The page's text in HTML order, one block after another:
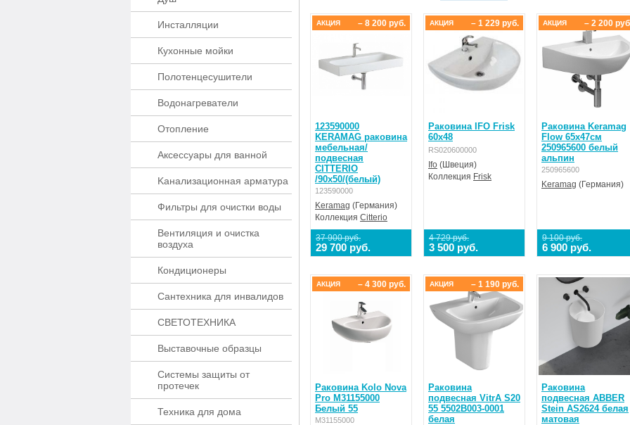
Инсталляции
Кухонные мойки
Полотенцесушители
Водонагреватели
Отопление
Аксессуары для ванной
Kaнaлизaционнaя apматypa
Фильтры для очистки воды
Вентиляция и очистка
воздуха
Кондиционеры
Сантехника для инвалидов
СВЕТОТЕХНИКА
Выставочные образцы
Системы защиты от
протечек
Техника для дома
123590000
KERAMAG раковина
мебельная/
подвесная
CITTERIO
/90x50/(белый)
123590000
Keramag (Германия)
Коллекция Citterio
37 900 руб.
29 700 руб.
– 8 200 руб.
АКЦИЯ
Раковина IFO Frisk
60х48
RS020600000
Ifo (Швеция)
Коллекция Frisk
4 729 руб.
3 500 руб.
– 1 229 руб.
АКЦИЯ
Раковина Keramag
Flow 65х47см
250965600 белый
альпин
250965600
Keramag (Германия)
9 100 руб.
6 900 руб.
– 2 200
АКЦИЯ
Раковина Kolo Nova
Pro M31155000
Белый 55
M31155000
– 4 300 руб.
АКЦИЯ
Раковина
подвесная VitrA S20
55 5502B003-0001
белая
– 1 190 руб.
АКЦИЯ
Раковина
подвесная ABBER
Stein AS2624 белая
матовая